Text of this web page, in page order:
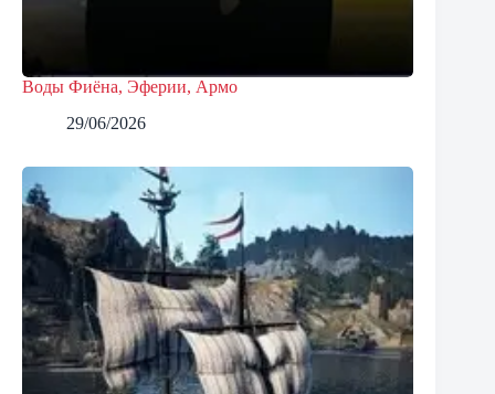
Воды Фиёна, Эферии, Армо
29/06/2026